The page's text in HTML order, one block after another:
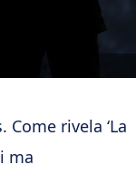
Come rivela ‘La
ma